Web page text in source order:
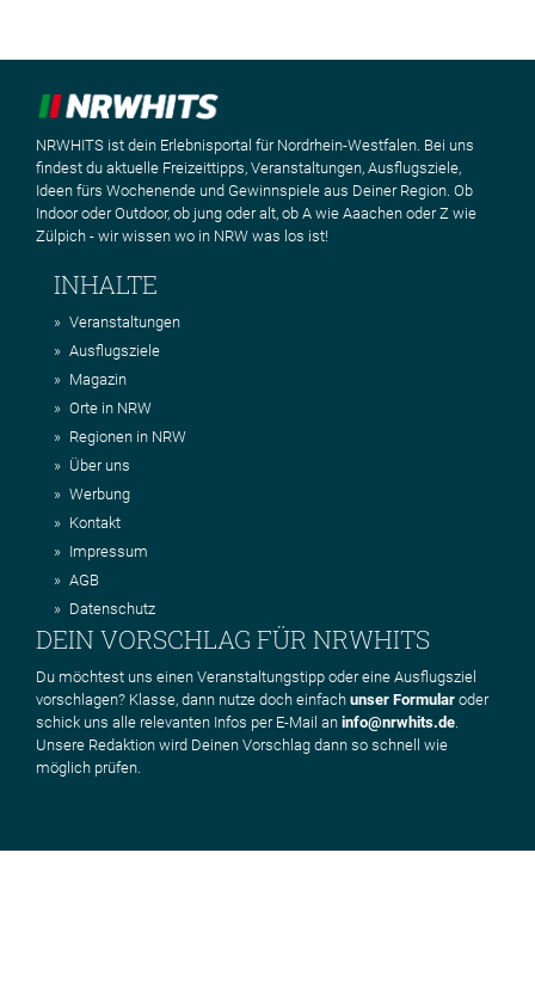
NRWHITS ist dein Erlebnisportal für Nordrhein-Westfalen. Bei uns
findest du aktuelle Freizeittipps, Veranstaltungen, Ausflugsziele,
Ideen fürs Wochenende und Gewinnspiele aus Deiner Region. Ob
Indoor oder Outdoor, ob jung oder alt, ob A wie Aaachen oder Z wie
Zülpich - wir wissen wo in NRW was los ist!
INHALTE
Veranstaltungen
Ausflugsziele
Magazin
Orte in NRW
Regionen in NRW
Über uns
Werbung
Kontakt
Impressum
AGB
Datenschutz
DEIN VORSCHLAG FÜR NRWHITS
Du möchtest uns einen Veranstaltungstipp oder eine Ausflugsziel
vorschlagen? Klasse, dann nutze doch einfach unser Formular oder
schick uns alle relevanten Infos per E-Mail an info@nrwhits.de
Unsere Redaktion wird Deinen Vorschlag dann so schnell wie
möglich prüfen.